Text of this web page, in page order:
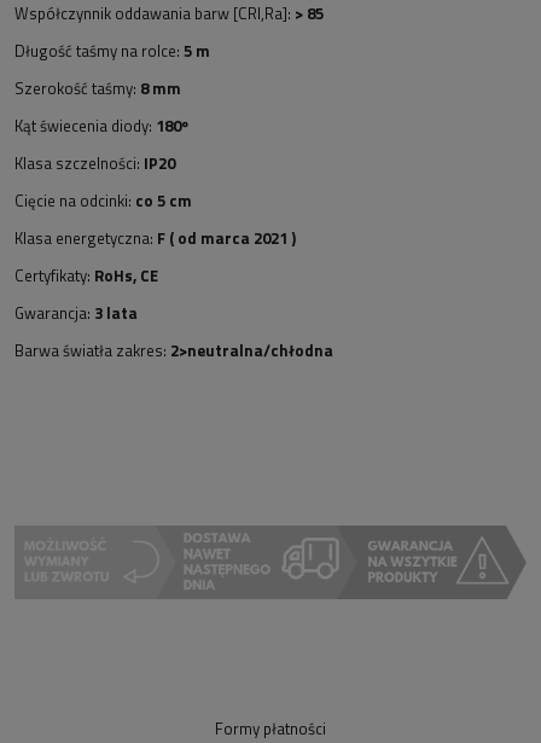
Współczynnik oddawania barw [CRI,Ra]: > 85
Długość taśmy na rolce: 5 m
Szerokość taśmy: 8 mm
Kąt świecenia diody: 180º
Klasa szczelności: IP20
Cięcie na odcinki: co 5 cm
Klasa energetyczna: F ( od marca 2021 )
Certyfikaty: RoHs, CE
Gwarancja: 3 lata
Barwa światła zakres: 2>neutralna/chłodna
Formy płatności